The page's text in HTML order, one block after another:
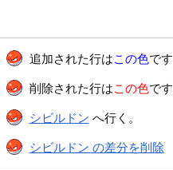
追加された行はこの色です
削除された行はこの色です
シビルドン へ行く。
シビルドン の差分を削除